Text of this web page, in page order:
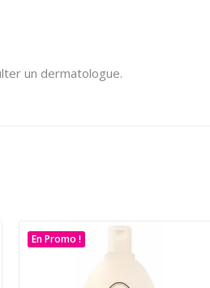
un dermatologue.
En Promo !